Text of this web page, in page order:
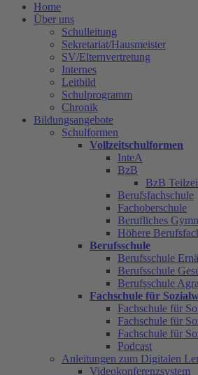
Home
Über uns
Schulleitung
Sekretariat/Hausmeister
SV/Elternvertretung
Internes
Leitbild
Schulprogramm
Chronik
Bildungsangebote
Schulformen
Vollzeitschulformen
InteA
BzB
BzB
Berufsfachschule
Fachoberschule
Berufliches
Höhere
Berufsschule
Berufsschule
Berufsschule
Berufsschule
Fachschule für
Fachschule für
Fachschule für
Fachschule für
Podcast
Anleitungen zum Digitalen
Videokonferenzsystem